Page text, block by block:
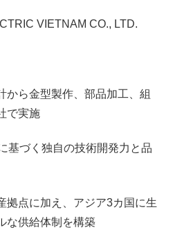
VIETNAM CO., LTD.
から金型製作、部品加工、組
で実施
基づく独自の技術開発力と品
拠点に加え、アジア3カ国に生
な供給体制を構築